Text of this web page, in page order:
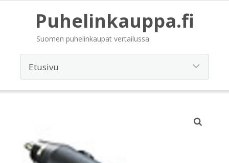
Puhelinkauppa.fi
Suomen puhelinkaupat vertailussa